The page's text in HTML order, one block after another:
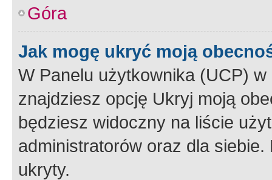
Góra
Jak mogę ukryć moją
W Panelu użytkownika (UCP) w
znajdziesz opcję Ukryj moją
będziesz widoczny na liście
administratorów oraz dla
ukryty.